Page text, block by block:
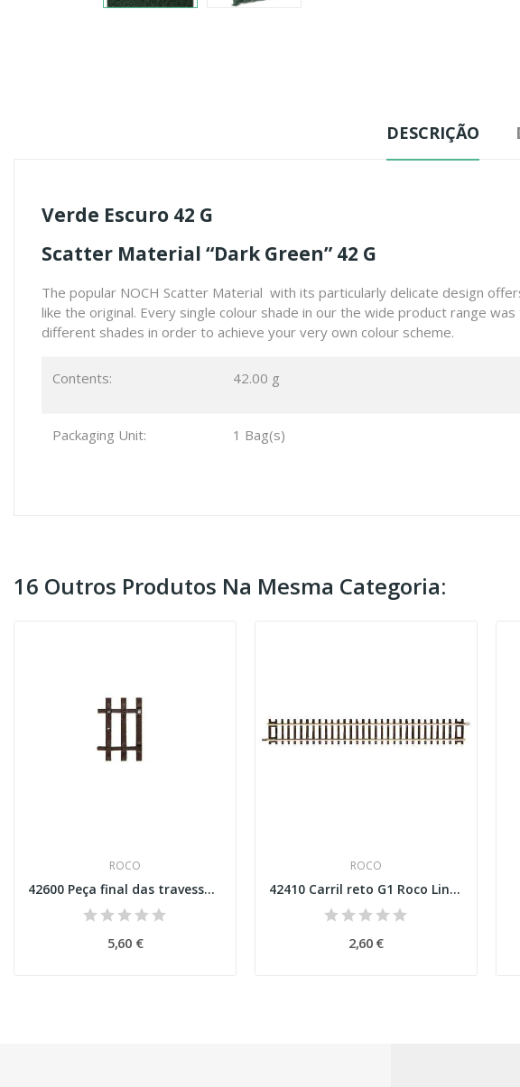
DESCRIÇÃO
Verde Escuro 42 G
Scatter Material “Dark Green” 42 G
The popular NOCH Scatter Material with its particularly delicate design
like the original. Every single colour shade in our the wide product range
different shades in order to achieve your very own colour scheme.
Contents: 42.00 g
Packaging Unit: 1 Bag(s)
16 Outros Produtos Na Mesma Categoria:
ROCO
42600 Peça final das travessas Esc H0
5,60 €
ROCO
42410 Carril reto G1 Roco Line Esc H0
2,60 €